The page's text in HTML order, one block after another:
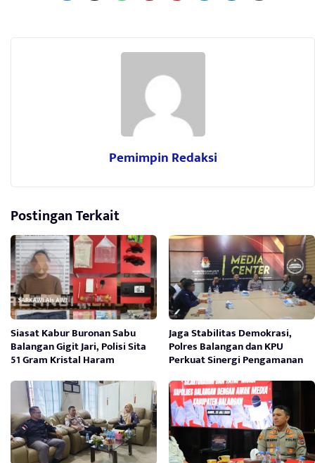
Pemimpin Redaksi
Postingan Terkait
Siasat Kabur Buronan Sabu
Balangan Gigit Jari, Polisi Sita
51 Gram Kristal Haram
Jaga Stabilitas Demokrasi,
Polres Balangan dan KPU
Perkuat Sinergi Pengamanan